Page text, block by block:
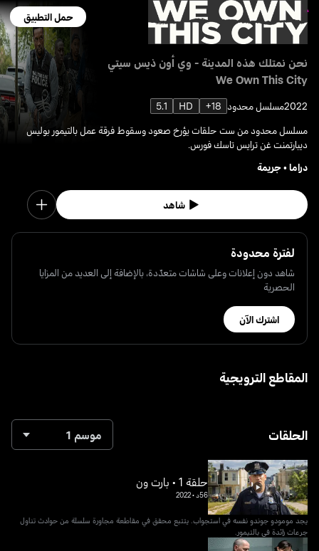
حمل التطبيق
نحن نمتلك هذه المدينة - وي أون ذيس سيتي
We Own This City
2022مسلسل محدود 18+
HD
5.1
مسلسل محدود من ست حلقات يؤرخ صعود وسقوط فرقة عمل بالتيمور بوليس
ديبارتمنت غن ترايس تاسك فورس.
دراما• جريمة
شاهد
لفترة محدودة
شاهد دون إعلانات وعلى شاشات متعدّدة، بالإضافة إلى العديد من المزايا
الحصرية
اشترك الآن
المقاطع الترويجية
الحلقات موسم 1
حلقة 1 • بارت ون
56د •
2022
يجد مومودو جوندو نفسه في استجواب. يتتبع محقق في مقاطعة مجاورة سلسلة من حوادث تناول
جرعات زائدة في بالتيمور.